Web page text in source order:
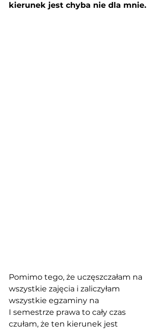
kierunek jest chyba nie dla mnie.
Pomimo tego, że uczęszczałam na
wszystkie zajęcia i zaliczyłam
wszystkie egzaminy na
I semestrze prawa to cały czas
czułam, że ten kierunek jest